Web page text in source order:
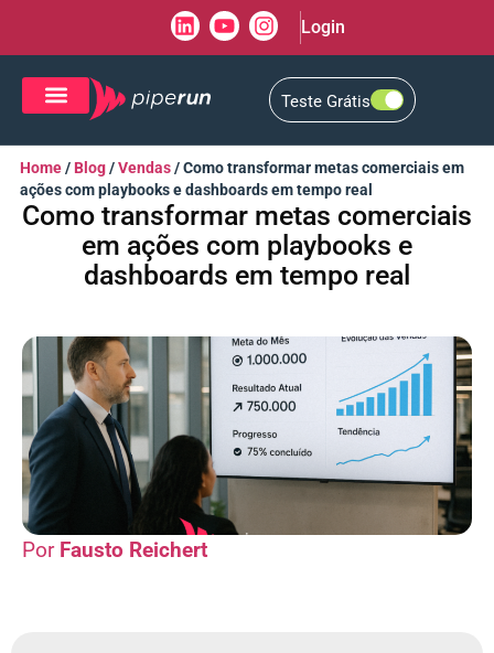
Login
Teste Grátis
Home/ Blog/Vendas/Como transformar metas comerciais em
ações com playbooks e dashboards em tempo real
Como transformar metas comerciais
em ações com playbooks e
dashboards em tempo real
Fausto Reichert